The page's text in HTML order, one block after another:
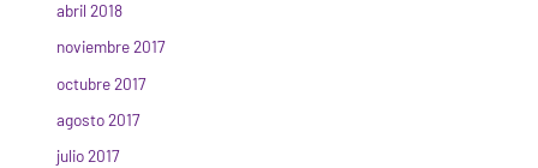
abril 2018
noviembre 2017
octubre 2017
agosto 2017
julio 2017